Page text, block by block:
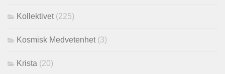
Kollektivet (225)
Kosmisk Medvetenhet (3)
Krista (20)